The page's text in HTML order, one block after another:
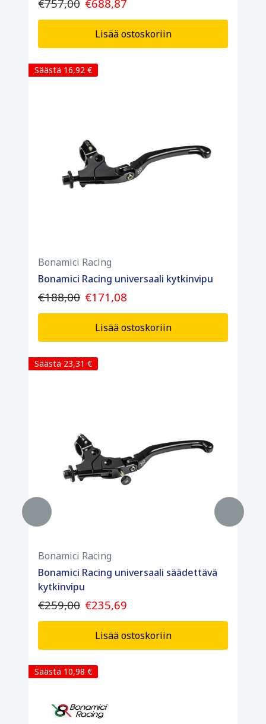
€757,00 €688,87
Lisää ostoskoriin
Säästä 16,92 €
Bonamici Racing
Bonamici Racing universaali kytkinvipu
€188,00 €171,08
Lisää ostoskoriin
Säästä 23,31 €
Bonamici Racing
Bonamici Racing universaali säädettävä
kytkinvipu
€259,00 €235,69
Lisää ostoskoriin
Säästä 10,98 €